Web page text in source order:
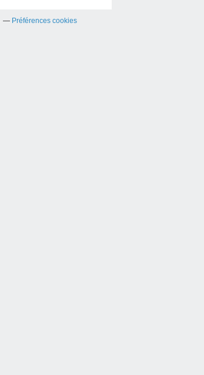
Préférences cookies